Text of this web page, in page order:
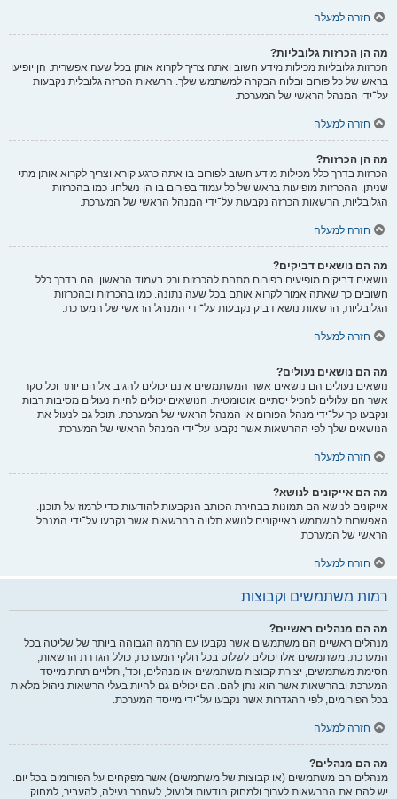
חזרה למעלה
מה הן הכרזות גלובליות?
הכרזות גלובליות מכילות מידע חשוב ואתה צריך לקרוא אותן בכל שעה אפשרית. הן יופיעו
בראש של כל פורום ובלוח הבקרה למשתמש שלך. הרשאות הכרזה גלובלית נקבעות
על־ידי המנהל הראשי של המערכת.
חזרה למעלה
מה הן הכרזות?
הכרזות בדרך כלל מכילות מידע חשוב לפורום בו אתה כרגע קורא וצריך לקרוא אותן מתי
שניתן. ההכרזות מופיעות בראש של כל עמוד בפורום בו הן נשלחו. כמו בהכרזות
הגלובליות, הרשאות הכרזה נקבעות על־ידי המנהל הראשי של המערכת.
חזרה למעלה
מה הם נושאים דביקים?
נושאים דביקים מופיעים בפורום מתחת להכרזות ורק בעמוד הראשון. הם בדרך כלל
חשובים כך שאתה אמור לקרוא אותם בכל שעה נתונה. כמו בהכרזות ובהכרזות
הגלובליות, הרשאות נושא דביק נקבעות על־ידי המנהל הראשי של המערכת.
חזרה למעלה
מה הם נושאים נעולים?
נושאים נעולים הם נושאים אשר המשתמשים אינם יכולים להגיב אליהם יותר וכל סקר
אשר הם עלולים להכיל יסתיים אוטומטית. הנושאים יכולים להיות נעולים מסיבות רבות
ונקבעו כך על־ידי מנהל הפורום או המנהל הראשי של המערכת. תוכל גם לנעול את
הנושאים שלך לפי ההרשאות אשר נקבעו על־ידי המנהל הראשי של המערכת.
חזרה למעלה
מה הם אייקונים לנושא?
אייקונים לנושא הם תמונות בבחירת הכותב הנקבעות להודעות כדי לרמוז על תוכנן.
האפשרות להשתמש באייקונים לנושא תלויה בהרשאות אשר נקבעו על־ידי המנהל
הראשי של המערכת.
חזרה למעלה
רמות משתמשים וקבוצות
מה הם מנהלים ראשיים?
מנהלים ראשיים הם משתמשים אשר נקבעו עם הרמה הגבוהה ביותר של שליטה בכל
המערכת. משתמשים אלו יכולים לשלוט בכל חלקי המערכת, כולל הגדרת הרשאות,
חסימת משתמשים, יצירת קבוצות משתמשים או מנהלים, וכד', תלויים תחת מייסד
המערכת ובהרשאות אשר הוא נתן להם. הם יכולים גם להיות בעלי הרשאות ניהול מלאות
בכל הפורומים, לפי ההגדרות אשר נקבעו על־ידי מייסד המערכת.
חזרה למעלה
מה הם מנהלים?
מנהלים הם משתמשים (או קבוצות של משתמשים) אשר מפקחים על הפורומים בכל יום.
יש להם את ההרשאות לערוך ולמחוק הודעות ולנעול, לשחרר נעילה, להעביר, למחוק